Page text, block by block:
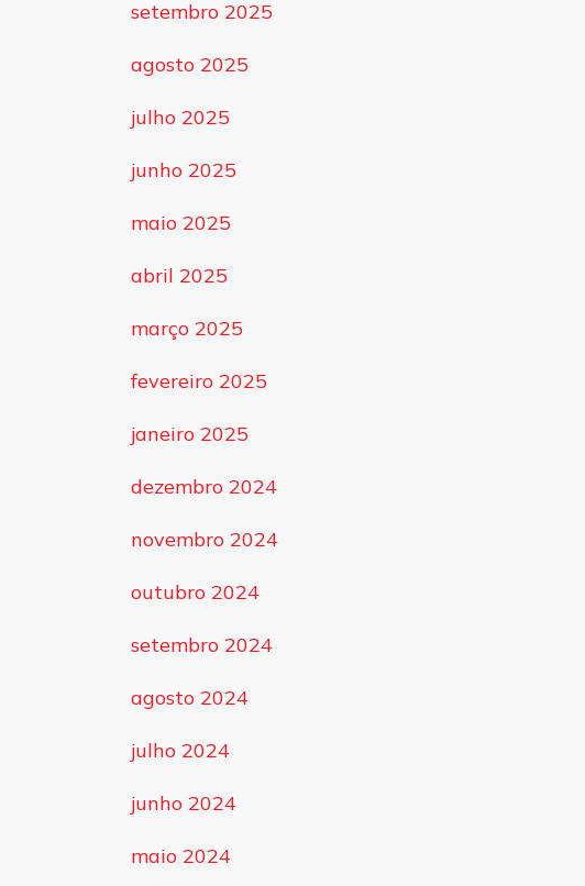
setembro 2025
agosto 2025
julho 2025
junho 2025
maio 2025
abril 2025
março 2025
fevereiro 2025
janeiro 2025
dezembro 2024
novembro 2024
outubro 2024
setembro 2024
agosto 2024
julho 2024
junho 2024
maio 2024